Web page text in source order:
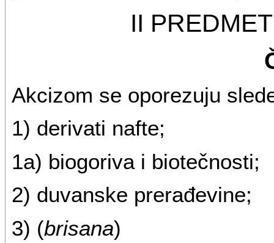
II
Akcizom se oporezuju
1) derivati nafte;
1a) biogoriva i biotečnosti;
2) duvanske prerađevine;
3) (brisana)